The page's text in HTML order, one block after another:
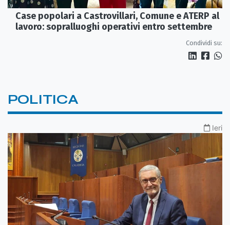
Case popolari a Castrovillari, Comune e ATERP al
lavoro: sopralluoghi operativi entro settembre
Condividi su:
POLITICA
Ieri